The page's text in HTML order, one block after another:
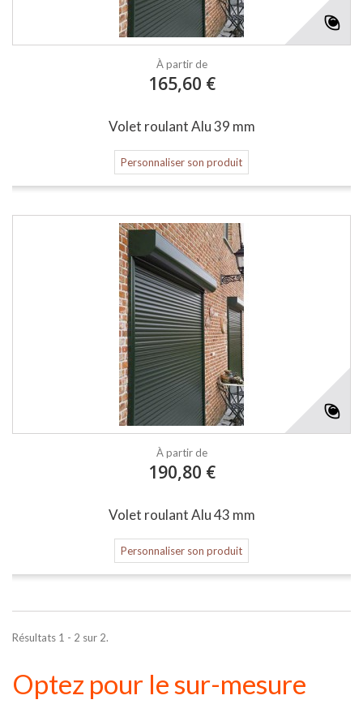
À partir de
165,60 €
Volet roulant Alu 39 mm
Personnaliser son produit
À partir de
190,80 €
Volet roulant Alu 43 mm
Personnaliser son produit
Résultats 1 - 2 sur 2.
Optez pour le sur-mesure